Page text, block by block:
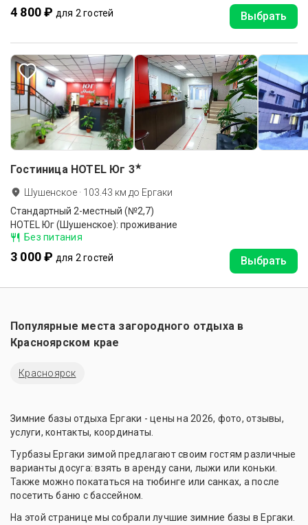
4 800 ₽ для 2 гостей Выбрать
Гостиница HOTEL Юг 3★
Шушенское · 103.43 км до Ергаки
Стандартный 2-местный (№2,7)
HOTEL Юг (Шушенское): проживание
Без питания
3 000 ₽ для 2 гостей Выбрать
Популярные места загородного отдыха в
Красноярском крае
Красноярск
Зимние базы отдыха Ергаки - цены на 2026, фото, отзывы,
услуги, контакты, координаты.
Турбазы Ергаки зимой предлагают своим гостям различные
варианты досуга: взять в аренду сани, лыжи или коньки.
Также можно покататься на тюбинге или санках, а после
посетить баню с бассейном.
На этой странице мы собрали лучшие зимние базы в Ергаки.